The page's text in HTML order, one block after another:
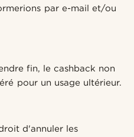
par e-mail et/ou
fin, le cashback non
pour un usage ultérieur.
d'annuler les